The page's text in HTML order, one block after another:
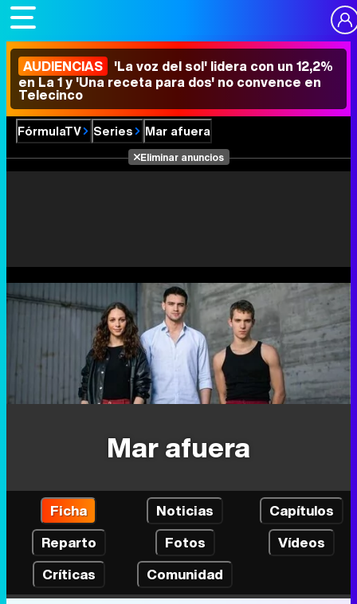
AUDIENCIAS 'La voz del sol' lidera con un 12,2%
en La 1 y 'Una receta para dos' no convence en
Telecinco
FórmulaTV Series Mar afuera
Eliminar anuncios
Mar afuera
Ficha Noticias
Capítulos
Reparto
Fotos
Vídeos
Críticas
Comunidad